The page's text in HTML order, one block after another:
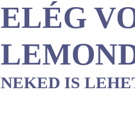
ELÉG
NEKED IS